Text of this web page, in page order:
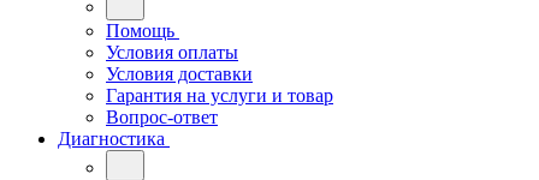
Помощь
Условия оплаты
Условия доставки
Гарантия на услуги и товар
Вопрос-ответ
Диагностика